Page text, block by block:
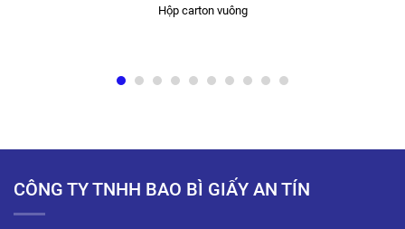
Hộp carton vuông
CÔNG TY TNHH BAO BÌ GIẤY AN TÍN